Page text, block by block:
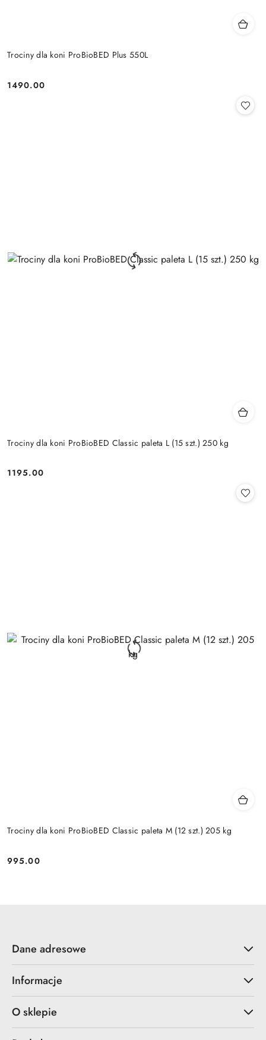
Trociny dla koni ProBioBED Plus 550L
Cena:
1490.00
Trociny dla koni ProBioBED Classic paleta L (15 szt.) 250 kg
Cena:
1195.00
Trociny dla koni ProBioBED Classic paleta M (12 szt.) 205 kg
Cena:
995.00
Dane adresowe
Informacje
O sklepie